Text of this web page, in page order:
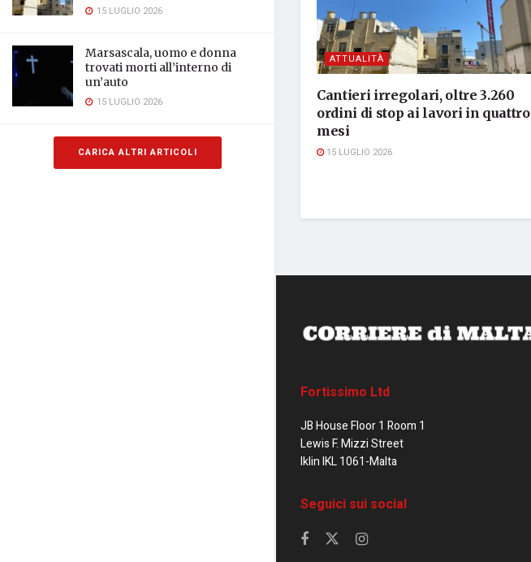
15 LUGLIO 2026
Marsascala, uomo e donna
trovati morti all’interno di
un’auto
15 LUGLIO 2026
CARICA ALTRI ARTICOLI
ATTUALITÀ
Cantieri irregolari, oltre 3.260
ordini di stop ai lavori in quattro
mesi
15 LUGLIO 2026
Fortissimo Ltd
JB House Floor 1 Room 1
Lewis F. Mizzi Street
Iklin IKL 1061-Malta
Seguici sui social